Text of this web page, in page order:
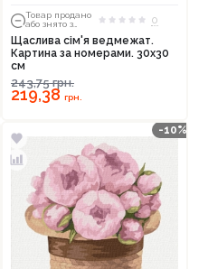
Товар продано
або знято з
0
Щаслива сім'я ведмежат.
Картина за номерами. 30х30
см
243,75грн.
219,38 грн.
-10%